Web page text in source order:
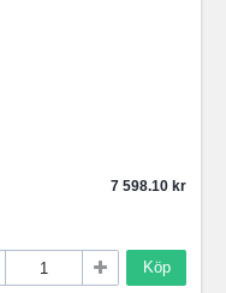
7 598.10
Köp